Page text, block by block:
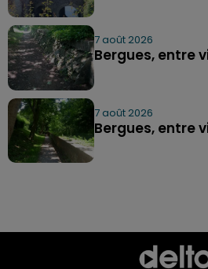
7 août 2026
Bergues, entre
7 août 2026
Bergues, entre